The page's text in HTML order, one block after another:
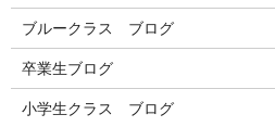
ブルークラス ブログ
卒業生ブログ
小学生クラス ブログ